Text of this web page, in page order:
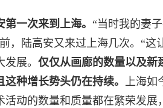
一次来到上海。 “当时我的妻
，陆高安又来过上海几次。“这
展。 仅仅从画廊的数量以及新
种增长势头仍在持续。
上海
动的数量和质量都在繁荣发展